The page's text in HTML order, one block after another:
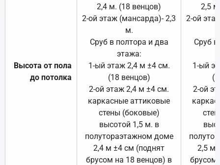
Высота от пола
до потолка
2,4 м. (18 венцов)
2-ой этаж (мансарда)- 2,3
м.
Сруб в полтора и два
этажа:
1-ый этаж 2,4 м ±4 см.
(18 венцов)
2-ой этаж 2,4 м ±4 см.
каркасные аттиковые
стены (боковые)
высотой 1,5 м. в
полутораэтажном доме
2,4 м ±4 см (поднят
брусом на 18 венцов) в
2,5
2-ой
Сруб
1-ый
2-ой
2,5 м
брусом